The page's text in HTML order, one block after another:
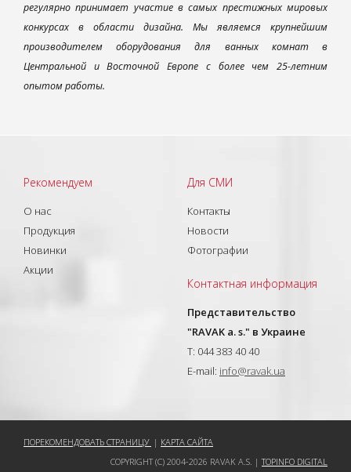
регулярно принимает участие в самых престижных мировых
конкурсах в области дизайна. Мы являемся крупнейшим
производителем оборудования для ванных комнат в
Центральной и Восточной Европе с более чем 25-летним
опытом работы.
Рекомендуем
О нас
Продукция
Новинки
Акции
Для СМИ
Контакты
Новости
Фотографии
Контактная информация
Представительство
"RAVAK a. s." в Украине
T: 044 383 40 40
E-mail: info@ravak.ua
ПОРЕКОМЕНДОВАТЬ СТРАНИЦУ | КАРТА САЙТА
COPYRIGHT (C) 2004-2026 RAVAK A.S. |TOPINFO DIGITAL